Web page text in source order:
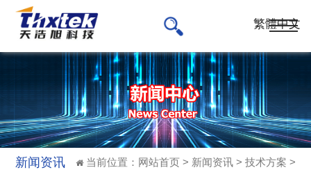
繁體中文
新闻资讯 当前位置： 网站首页> 新闻资讯> 技术方案 >